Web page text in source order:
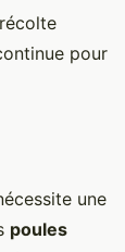
pour
une
poules